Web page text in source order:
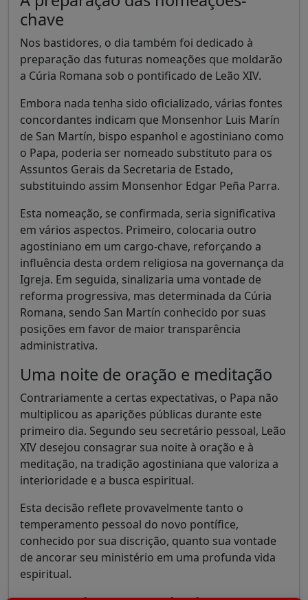
chave
Nos bastidores, o dia também foi dedicado à
preparação das futuras nomeações que moldarão
a Cúria Romana sob o pontificado de Leão XIV.
Embora nada tenha sido oficializado, várias fontes
concordantes indicam que Monsenhor Luis Marín
de San Martín, bispo espanhol e agostiniano como
o Papa, poderia ser nomeado substituto para os
Assuntos Gerais da Secretaria de Estado,
substituindo assim Monsenhor Edgar Peña Parra.
Esta nomeação, se confirmada, seria significativa
em vários aspectos. Primeiro, colocaria outro
agostiniano em um cargo-chave, reforçando a
influência desta ordem religiosa na governança da
Igreja. Em seguida, sinalizaria uma vontade de
reforma progressiva, mas determinada da Cúria
Romana, sendo San Martín conhecido por suas
posições em favor de maior transparência
administrativa.
Uma noite de oração e meditação
Contrariamente a certas expectativas, o Papa não
multiplicou as aparições públicas durante este
primeiro dia. Segundo seu secretário pessoal, Leão
XIV desejou consagrar sua noite à oração e à
meditação, na tradição agostiniana que valoriza a
interioridade e a busca espiritual.
Esta decisão reflete provavelmente tanto o
temperamento pessoal do novo pontífice,
conhecido por sua discrição, quanto sua vontade
de ancorar seu ministério em uma profunda vida
espiritual.